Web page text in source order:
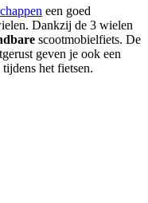
een goed
Dankzij de 3 wielen
scootmobielfiets. De
geven je ook een
het fietsen.